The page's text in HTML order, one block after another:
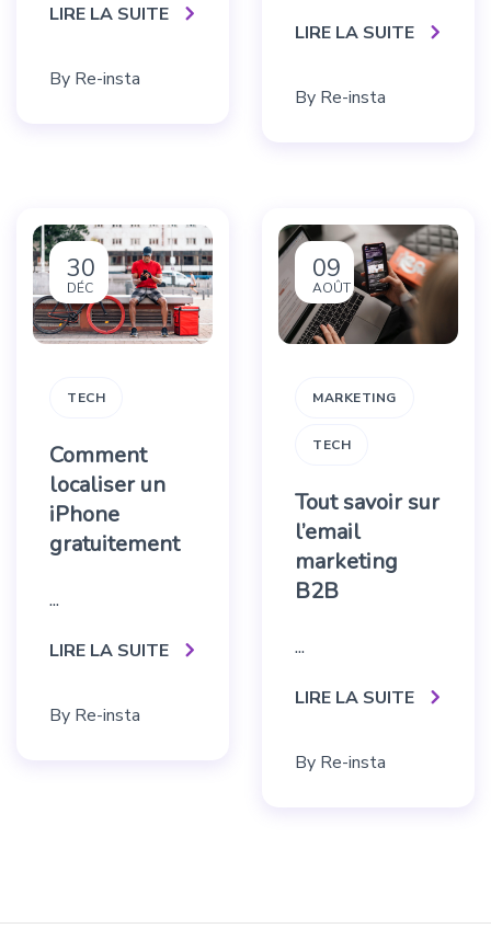
LIRE LA SUITE
By Re-insta
LIRE LA SUITE
By Re-insta
30
DÉC
TECH
Comment
localiser un
iPhone
gratuitement
...
LIRE LA SUITE
By Re-insta
09
AOÛT
MARKETING
TECH
Tout savoir sur
l’email
marketing
B2B
...
LIRE LA SUITE
By Re-insta